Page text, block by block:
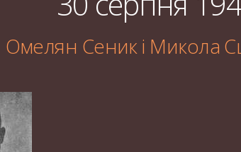
Омелян Сеник і Микола